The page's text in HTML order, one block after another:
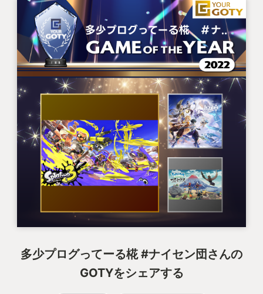
多少プログってーる椛 #ナイセン団さんの
GOTYをシェアする